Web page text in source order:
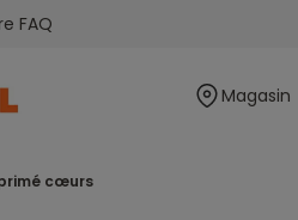
FAQ
Magasin
cœurs